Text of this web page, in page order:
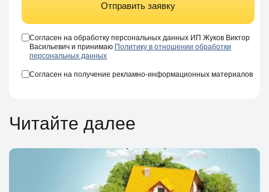
Отправить заявку
Согласен на обработку персональных данных ИП Жуков Виктор
Васильевич и принимаю Политику в отношении обработки
персональных данных
Согласен на получение рекламно-информационных материалов
Читайте далее